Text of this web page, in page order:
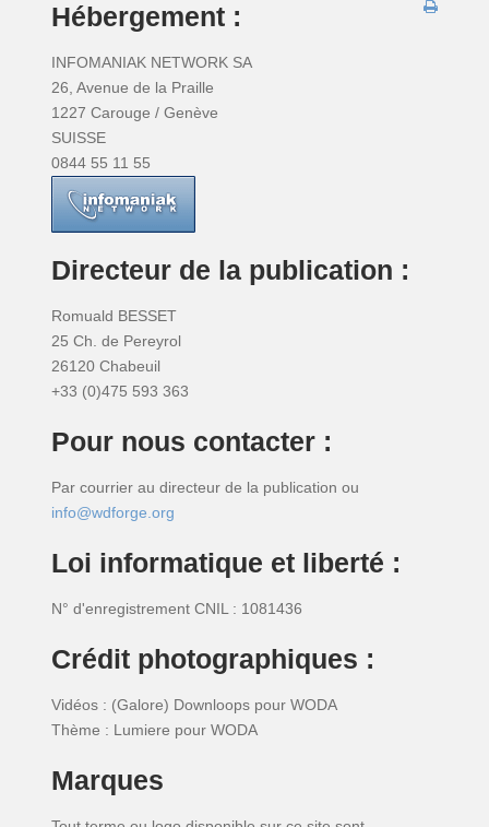
Hébergement :
INFOMANIAK NETWORK SA
26, Avenue de la Praille
1227 Carouge / Genève
SUISSE
0844 55 11 55
Directeur de la publication :
Romuald BESSET
25 Ch. de Pereyrol
26120 Chabeuil
+33 (0)475 593 363
Pour nous contacter :
Par courrier au directeur de la publication ou
info@wdforge.org
Loi informatique et liberté :
N° d'enregistrement CNIL : 1081436
Crédit photographiques :
Vidéos : (Galore) Downloops pour WODA
Thème : Lumiere pour WODA
Marques